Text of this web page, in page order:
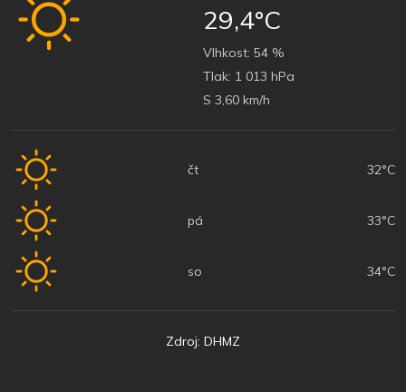
29,4°C
Vlhkost: 54 %
Tlak: 1 013 hPa
S 3,60 km/h
čt 32°C
pá 33°C
so 34°C
Zdroj: DHMZ